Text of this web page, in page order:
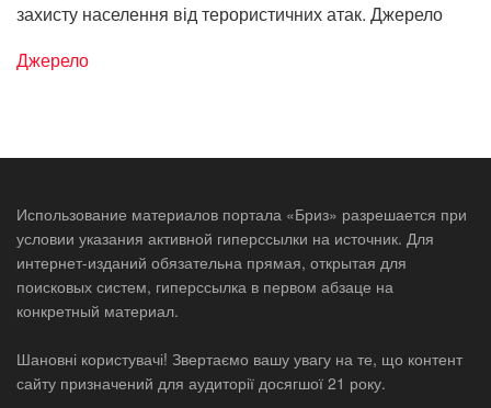
захисту населення від терористичних атак. Джерело
Джерело
Использование материалов портала «Бриз» разрешается при
условии указания активной гиперссылки на источник. Для
интернет-изданий обязательна прямая, открытая для
поисковых систем, гиперссылка в первом абзаце на
конкретный материал.
Шановні користувачі! Звертаємо вашу увагу на те, що контент
сайту призначений для аудиторії досягшої 21 року.